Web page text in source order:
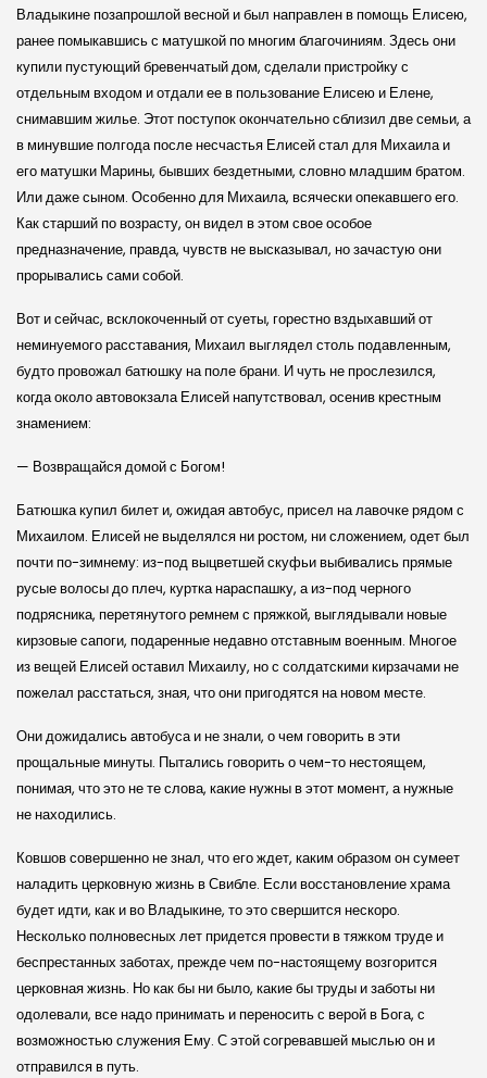
Владыкине позапрошлой весной и был направлен в помощь Елисею,
ранее помыкавшись с матушкой по многим благочиниям. Здесь они
купили пустующий бревенчатый дом, сделали пристройку с
отдельным входом и отдали ее в пользование Елисею и Елене,
снимавшим жилье. Этот поступок окончательно сблизил две семьи, а
в минувшие полгода после несчастья Елисей стал для Михаила и
его матушки Марины, бывших бездетными, словно младшим братом.
Или даже сыном. Особенно для Михаила, всячески опекавшего его.
Как старший по возрасту, он видел в этом свое особое
предназначение, правда, чувств не высказывал, но зачастую они
прорывались сами собой.
Вот и сейчас, всклокоченный от суеты, горестно вздыхавший от
неминуемого расставания, Михаил выглядел столь подавленным,
будто провожал батюшку на поле брани. И чуть не прослезился,
когда около автовокзала Елисей напутствовал, осенив крестным
знамением:
— Возвращайся домой с Богом!
Батюшка купил билет и, ожидая автобус, присел на лавочке рядом с
Михаилом. Елисей не выделялся ни ростом, ни сложением, одет был
почти по-зимнему: из-под выцветшей скуфьи выбивались прямые
русые волосы до плеч, куртка нараспашку, а из-под черного
подрясника, перетянутого ремнем с пряжкой, выглядывали новые
кирзовые сапоги, подаренные недавно отставным военным. Многое
из вещей Елисей оставил Михаилу, но с солдатскими кирзачами не
пожелал расстаться, зная, что они пригодятся на новом месте.
Они дожидались автобуса и не знали, о чем говорить в эти
прощальные минуты. Пытались говорить о чем-то нестоящем,
понимая, что это не те слова, какие нужны в этот момент, а нужные
не находились.
Ковшов совершенно не знал, что его ждет, каким образом он сумеет
наладить церковную жизнь в Свибле. Если восстановление храма
будет идти, как и во Владыкине, то это свершится нескоро.
Несколько полновесных лет придется провести в тяжком труде и
беспрестанных заботах, прежде чем по-настоящему возгорится
церковная жизнь. Но как бы ни было, какие бы труды и заботы ни
одолевали, все надо принимать и переносить с верой в Бога, с
возможностью служения Ему. С этой согревавшей мыслью он и
отправился в путь.